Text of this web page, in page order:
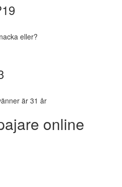
eller?
är 31 år
online